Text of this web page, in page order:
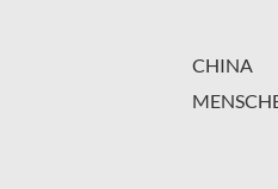
CHINA